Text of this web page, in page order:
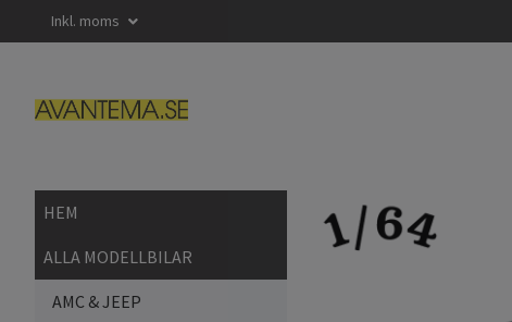
Inkl. moms
HEM
ALLA MODELLBILAR
AMC & JEEP